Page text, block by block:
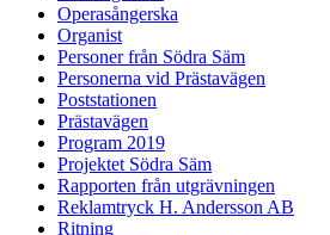
Operasångerska
Organist
Personer från Södra Säm
Personerna vid Prästavägen
Poststationen
Prästavägen
Program 2019
Projektet Södra Säm
Rapporten från utgrävningen
Reklamtryck H. Andersson AB
Ritning